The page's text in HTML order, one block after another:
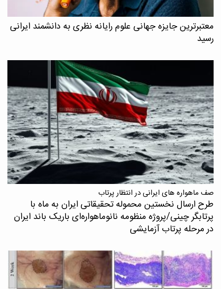
معتبرترین جایزه جهانی علوم رایانه نظری به دانشمند ایرانی
رسید
صف ماهواره های ایرانی در انتظار پرتاب
طرح ارسال نخستین محموله تحقیقاتی ایران به ماه با
پرتابگر چینی/پروژه منظومه نانوماهواره‌ای باریک باند ایران
در مرحله پرتاب آزمایشی